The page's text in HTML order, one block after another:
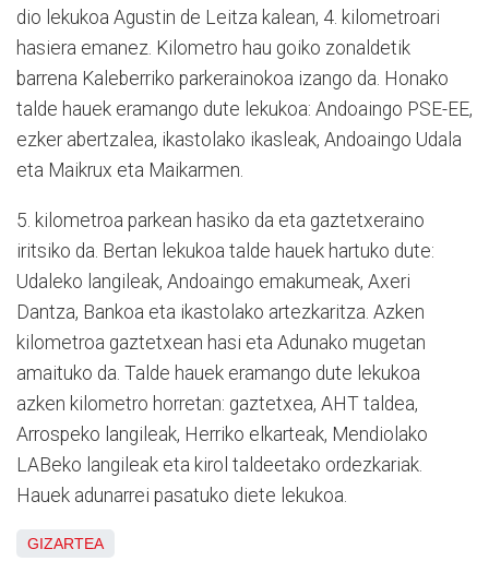
dio lekukoa Agustin de Leitza kalean, 4. kilometroari
hasiera emanez. Kilometro hau goiko zonaldetik
barrena Kaleberriko parkerainokoa izango da. Honako
talde hauek eramango dute lekukoa: Andoaingo PSE-EE,
ezker abertzalea, ikastolako ikasleak, Andoaingo Udala
eta Maikrux eta Maikarmen.
5. kilometroa parkean hasiko da eta gaztetxeraino
iritsiko da. Bertan lekukoa talde hauek hartuko dute:
Udaleko langileak, Andoaingo emakumeak, Axeri
Dantza, Bankoa eta ikastolako artezkaritza. Azken
kilometroa gaztetxean hasi eta Adunako mugetan
amaituko da. Talde hauek eramango dute lekukoa
azken kilometro horretan: gaztetxea, AHT taldea,
Arrospeko langileak, Herriko elkarteak, Mendiolako
LABeko langileak eta kirol taldeetako ordezkariak.
Hauek adunarrei pasatuko diete lekukoa.
GIZARTEA